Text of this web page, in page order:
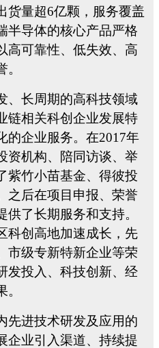
货量超6亿颗，服务覆盖
半导体的核心产品严格
高可靠性、低失效、高
、长周期的高科技领域
链相关科创企业发展特
的企业服务。在2017年
资机构、陪同访谈、举
紫竹小苗基金、得彼投
之后在项目申报、荣誉
了长期服务和支持。
科创高地加速成长，先
市级专新特新企业等荣
发投入、科技创新、经
先进技术研发及应用的
企业引入渠道、持续提